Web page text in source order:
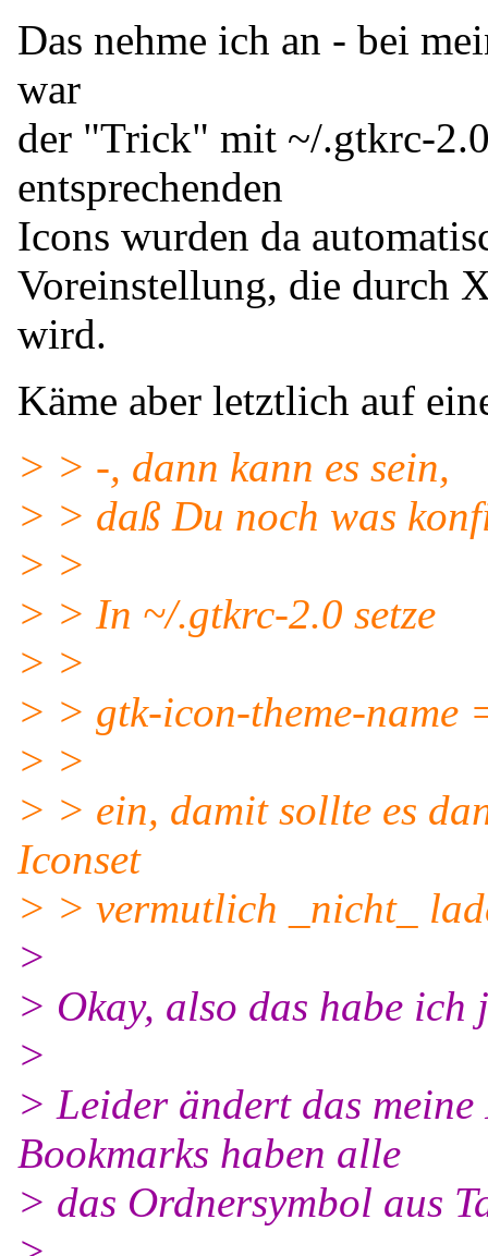
Das nehme ich an - bei
war
der "Trick" mit ~/.gtkrc-
entsprechenden
Icons wurden da
Voreinstellung, die durch
wird.
Käme aber letztlich auf
> > -, dann kann es sein,
> > daß Du noch was
> >
> > In ~/.gtkrc-2.0 setze
> >
> > gtk-icon-theme-name
> >
> > ein, damit sollte es
Iconset
> > vermutlich _nicht_
>
> Okay, also das habe ich
>
> Leider ändert das
Bookmarks haben alle
> das Ordnersymbol aus